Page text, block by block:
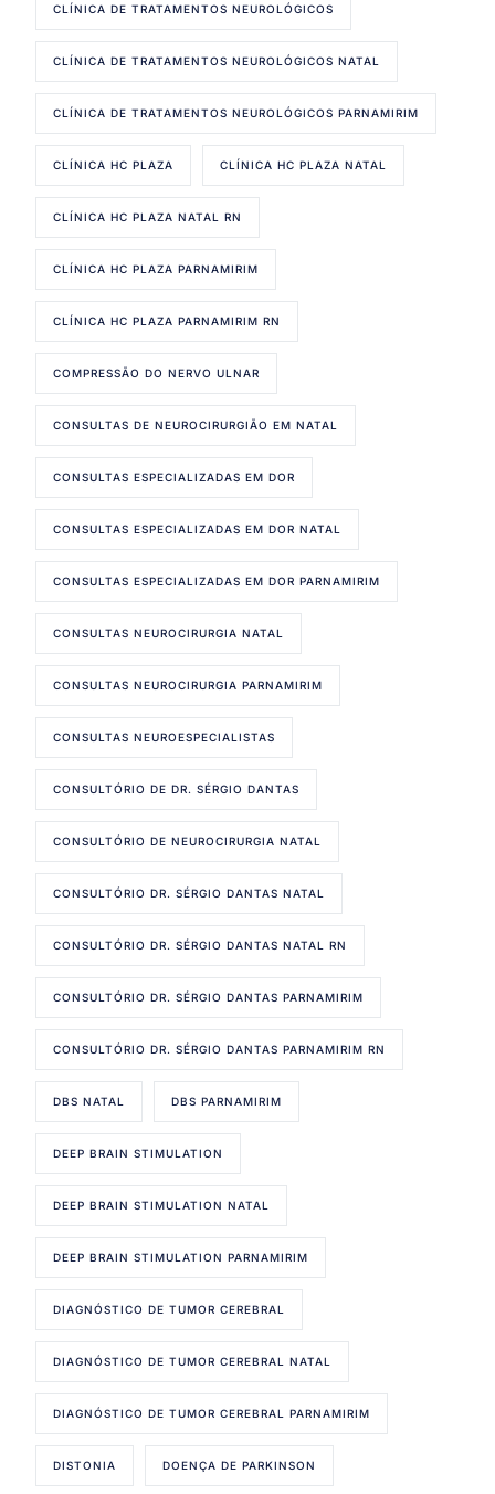
CLÍNICA DE TRATAMENTOS NEUROLÓGICOS
CLÍNICA DE TRATAMENTOS NEUROLÓGICOS NATAL
CLÍNICA DE TRATAMENTOS NEUROLÓGICOS PARNAMIRIM
CLÍNICA HC PLAZA CLÍNICA HC PLAZA NATAL
CLÍNICA HC PLAZA NATAL RN
CLÍNICA HC PLAZA PARNAMIRIM
CLÍNICA HC PLAZA PARNAMIRIM RN
COMPRESSÃO DO NERVO ULNAR
CONSULTAS DE NEUROCIRURGIÃO EM NATAL
CONSULTAS ESPECIALIZADAS EM DOR
CONSULTAS ESPECIALIZADAS EM DOR NATAL
CONSULTAS ESPECIALIZADAS EM DOR PARNAMIRIM
CONSULTAS NEUROCIRURGIA NATAL
CONSULTAS NEUROCIRURGIA PARNAMIRIM
CONSULTAS NEUROESPECIALISTAS
CONSULTÓRIO DE DR. SÉRGIO DANTAS
CONSULTÓRIO DE NEUROCIRURGIA NATAL
CONSULTÓRIO DR. SÉRGIO DANTAS NATAL
CONSULTÓRIO DR. SÉRGIO DANTAS NATAL RN
CONSULTÓRIO DR. SÉRGIO DANTAS PARNAMIRIM
CONSULTÓRIO DR. SÉRGIO DANTAS PARNAMIRIM RN
DBS NATAL DBS PARNAMIRIM
DEEP BRAIN STIMULATION
DEEP BRAIN STIMULATION NATAL
DEEP BRAIN STIMULATION PARNAMIRIM
DIAGNÓSTICO DE TUMOR CEREBRAL
DIAGNÓSTICO DE TUMOR CEREBRAL NATAL
DIAGNÓSTICO DE TUMOR CEREBRAL PARNAMIRIM
DISTONIA DOENÇA DE PARKINSON